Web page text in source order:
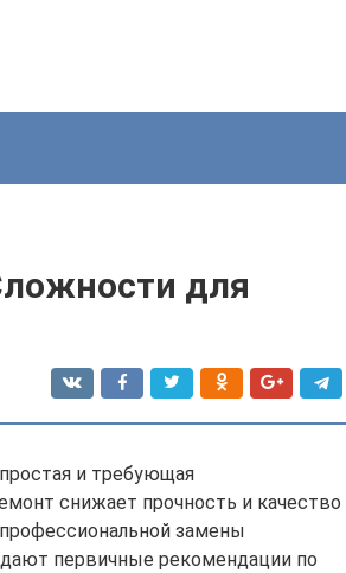
для
и требующая
снижает прочность и качество
замены
первичные рекомендации по